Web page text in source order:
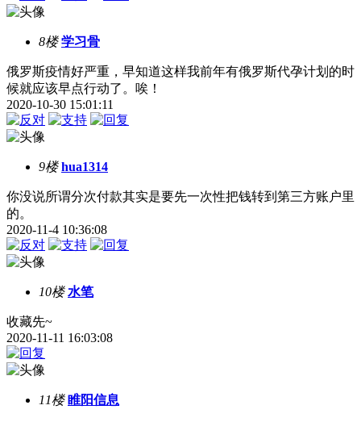
8楼 学习骨
俄罗斯疫情好严重，早知道这样我前年有俄罗斯代孕计划的时
候就应该早点行动了。唉！
2020-10-30 15:01:11
9楼 hua1314
你没说所谓分次付款其实是要先一次性把钱转到第三方账户里
的。
2020-11-4 10:36:08
10楼 水笔
收藏先~
2020-11-11 16:03:08
11楼 睢阳信息